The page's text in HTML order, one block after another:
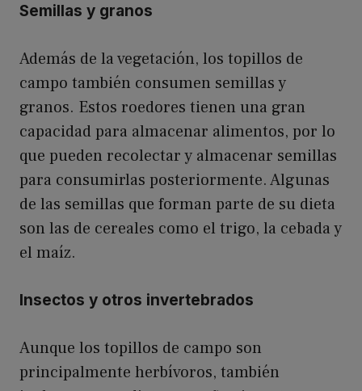
Semillas y granos
Además de la vegetación, los topillos de
campo también consumen semillas y
granos. Estos roedores tienen una gran
capacidad para almacenar alimentos, por lo
que pueden recolectar y almacenar semillas
para consumirlas posteriormente. Algunas
de las semillas que forman parte de su dieta
son las de cereales como el trigo, la cebada y
el maíz.
Insectos y otros invertebrados
Aunque los topillos de campo son
principalmente herbívoros, también